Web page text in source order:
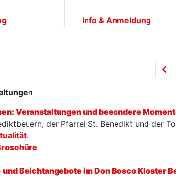
Info & Anmeldung
Veranstaltungen und besondere
der Pfarrei St. Benedikt und der
.
und Beichtangebote im Don Bosco Kloster